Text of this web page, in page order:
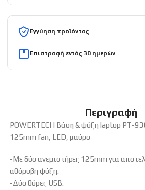
Εγγύηση προϊόντος
Επιστροφή εντός 30 ημερών
Περιγραφή
POWERTECH Βάση & ψύξη laptop PT-
125mm fan, LED, μαύρο
-Mε δύο ανεμιστήρες 125mm για
αθόρυβη ψύξη.
-Δύο θύρες USB.